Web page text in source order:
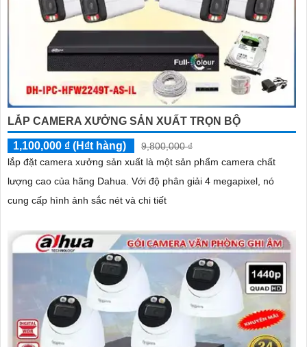
LẮP CAMERA XƯỞNG SẢN XUẤT TRỌN BỘ
1,100,000 ₫ (H₫t hàng)
9,800,000 ₫
lắp đặt camera xưởng sản xuất là một sản phẩm camera chất
lượng cao của hãng Dahua. Với độ phân giải 4 megapixel, nó
cung cấp hình ảnh sắc nét và chi tiết